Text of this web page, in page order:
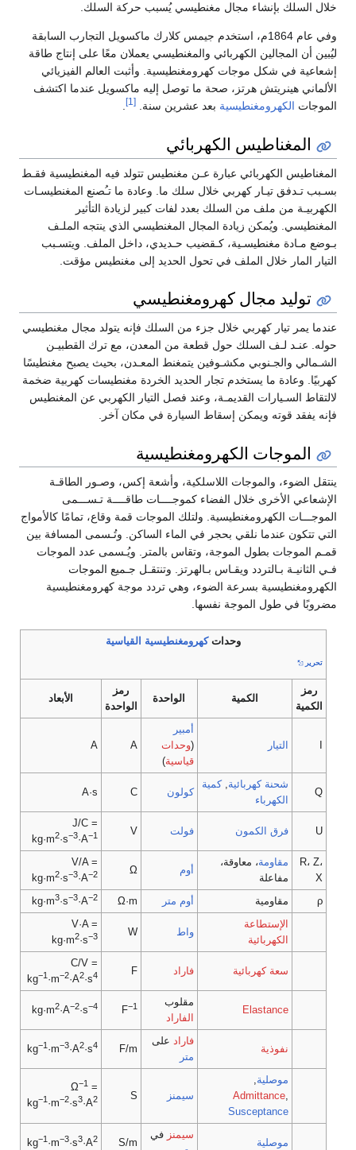
خلال السلك بإنشاء مجال مغنطيسي يُسبب حركة السلك.
وفي عام 1864م، استخدم جيمس كلارك ماكسويل التجارب السابقة
ليُبين أن المجالين الكهربائي والمغنطيسي يعملان معًا على إنتاج طاقة
إشعاعية في شكل موجات كهرومغنطيسية. وأثبت العالم الفيزيائي
الألماني هينريتش هرتز، صحة ما توصل إليه ماكسويل عندما اكتشف
الموجات الكهرومغنطيسية بعد عشرين سنة. [1]
.
المغناطيس الكهربائي
المغناطيس الكهربائي عبارة عـن مغنطيس تتولد فيه المغنطيسية فقـط
بسـبب تـدفق تيـار كهربي خلال سلك ما. وعادة ما تـُصنع المغنطيسـات
الكهربيـة من ملف من السلك بعدد لفات كبير لزيادة التأثير
المغنطيسي. ويُمكن زيادة المجال المغنطيسي الذي ينتجه الملـف
بـوضع مـادة مغنطيسـية، كـقضيب حـديدي، داخل الملف. ويتسـبب
التيار المار خلال الملف في تحول الحديد إلى مغنطيس مؤقت.
توليد مجال كهرومغنطيسي
عندما يمر تيار كهربي خلال جزء من السلك فإنه يتولد مجال مغنطيسي
حوله. عنـد لـف السلك حول قطعة من المعدن، مع ترك القطبيـن
الشـمالي والجـنوبي مكشـوفين يتمغنط المعـدن، بحيث يصبح مغنطيسًا
كهربيًا. وعادة ما يستخدم تجار الحديد الخردة مغنطيسات كهربية ضخمة
لالتقاط السـيارات القديمـة، وعند فصل التيار الكهربي عن المغنطيس
فإنه يفقد قوته ويمكن إسقاط السيارة في مكان آخر.
الموجات الكهرومغنطيسية
ينتقل الضوء، والموجات اللاسلكية، وأشعة إكس، وصـور الطاقـة
الإشعاعي الأخرى خلال الفضاء كموجــــات طاقــــة تـســـمى
الموجـــات الكهرومغنطيسية. ولتلك الموجات قمة وقاع، تمامًا كالأمواج
التي تتكون عندما نلقي بحجر في الماء الساكن. وتُـسمى المسافة بين
قمـم الموجات بطول الموجة، وتقاس بالمتر. ويُـسمى عدد الموجات
فـي الثانيـة بـالتردد ويقـاس بـالهرتز. وتنتقـل جـميع الموجات
الكهرومغنطيسية بسرعة الضوء، وهي تردد موجة كهرومغنطيسية
مضروبًا في طول الموجة نفسها.
وحداتكهرومغنطيسية القياسية
تحرير
رمز
الكمية
الكمية الواحدة
رمز
الواحدة
الأبعاد
I التيار
أمبير
(وحدات
قياسية)
A
A
Q
شحنة كهربائية ,كمية
الكهرباء
كولون C
A·s
U فرق الكمون فولت V
J/C =
kg·m2·s−3·A−1
R، Z،
X
مقاومة، معاوقة،
مفاعلة
أوم Ω
V/A =
kg·m2·s−3·A−2
ρ مقاومية أوم متر Ω·m
kg·m3·s−3·A−2
الإستطاعة
الكهربائية
واط W
V·A =
kg·m2·s−3
سعة كهربائية فاراد F
C/V =
kg−1·m−2·A2·s4
Elastance
مقلوب
الفاراد
F−1
kg·m2·A−2·s−4
نفوذية
فاراد على
متر
F/m
kg−1·m−3·A2·s4
موصلية
Admittance,
Susceptance
سيمنز S
Ω−1=
kg−1·m−2·s3·A2
موصلية
سيمنز في
S/m
kg−1·m−3·s3·A2